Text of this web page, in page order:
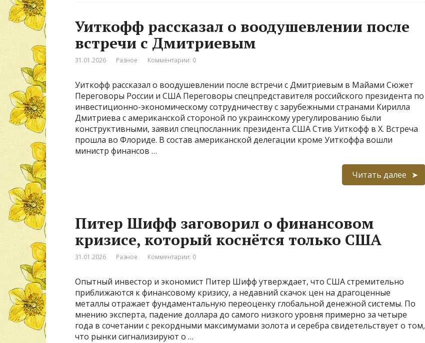
Уиткофф рассказал о воодушевлении после
встречи с Дмитриевым
31.01.2026 Разное Комментарии: 0
Уиткофф рассказал о воодушевлении после встречи с Дмитриевым в Майами Сюжет
Переговоры России и США Переговоры спецпредставителя российского президента по
инвестиционно-экономическому сотрудничеству с зарубежными странами Кирилла
Дмитриева с американской стороной по украинскому урегулированию были
конструктивными, заявил спецпосланник президента США Стив Уиткофф в Х. Встреча
прошла во Флориде. В состав американской делегации кроме Уиткоффа вошли
министр финансов …
Читать далее
Питер Шифф заговорил о финансовом
кризисе, который коснётся только США
31.01.2026 Разное Комментарии: 0
Опытный инвестор и экономист Питер Шифф утверждает, что США стремительно
приближаются к финансовому кризису, а недавний скачок цен на драгоценные
металлы отражает фундаментальную переоценку глобальной денежной системы. По
мнению эксперта, падение доллара до самого низкого уровня примерно за четыре
года в сочетании с рекордными максимумами золота и серебра свидетельствует о том,
что рынки сигнализируют о …